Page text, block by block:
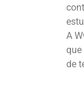
A
de